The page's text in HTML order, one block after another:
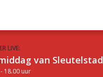
LIVE:
van Sleutelstad
18.00 uur